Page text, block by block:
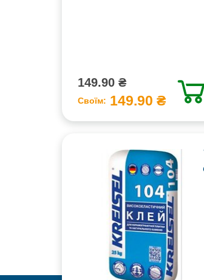
149.90 ₴
Своїм: 149.90 ₴